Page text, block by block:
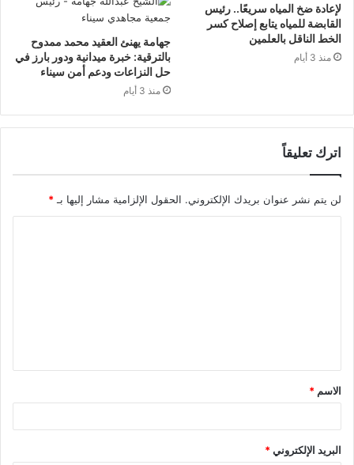
لإعادة ضخ المياه سريعًا.. رئيس
القابضة للمياه يتابع إصلاح كسر
الخط الناقل بالعلمين
منذ 3 أيام
جهامة يهنئ العقيد محمد ممدوح
بالترقية: خبرة ميدانية ودور بارز في
حل النزاعات ودعم أمن سيناء
منذ 3 أيام
اترك تعليقاً
لن يتم نشر عنوان بريدك الإلكتروني. الحقول الإلزامية مشار إليها بـ *
الاسم *
البريد الإلكتروني*